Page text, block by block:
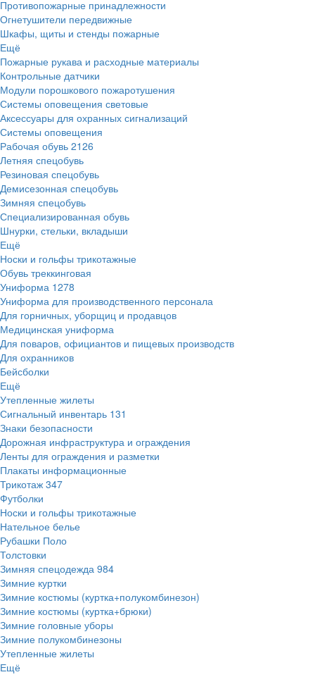
Противопожарные принадлежности
Огнетушители передвижные
Шкафы, щиты и стенды пожарные
Ещё
Пожарные рукава и расходные материалы
Контрольные датчики
Модули порошкового пожаротушения
Системы оповещения световые
Аксессуары для охранных сигнализаций
Системы оповещения
Рабочая обувь 2126
Летняя спецобувь
Резиновая спецобувь
Демисезонная спецобувь
Зимняя спецобувь
Специализированная обувь
Шнурки, стельки, вкладыши
Ещё
Носки и гольфы трикотажные
Обувь треккинговая
Униформа 1278
Униформа для производственного персонала
Для горничных, уборщиц и продавцов
Медицинская униформа
Для поваров, официантов и пищевых производств
Для охранников
Бейсболки
Ещё
Утепленные жилеты
Сигнальный инвентарь 131
Знаки безопасности
Дорожная инфраструктура и ограждения
Ленты для ограждения и разметки
Плакаты информационные
Трикотаж 347
Футболки
Носки и гольфы трикотажные
Нательное белье
Рубашки Поло
Толстовки
Зимняя спецодежда 984
Зимние куртки
Зимние костюмы (куртка+полукомбинезон)
Зимние костюмы (куртка+брюки)
Зимние головные уборы
Зимние полукомбинезоны
Утепленные жилеты
Ещё